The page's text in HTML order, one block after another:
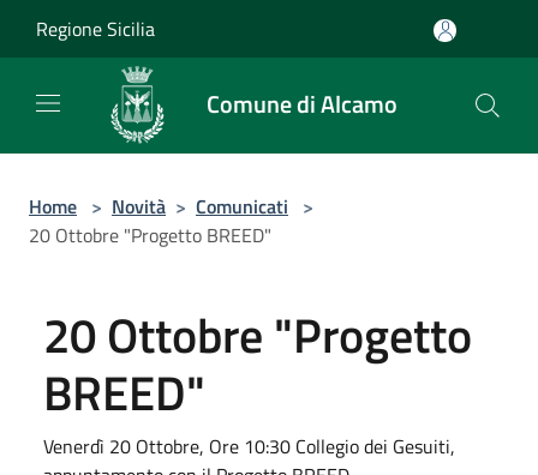
Regione Sicilia
Comune di Alcamo
Home > Novità > Comunicati >
20 Ottobre "Progetto BREED"
20 Ottobre "Progetto
BREED"
Venerdì 20 Ottobre, Ore 10:30 Collegio dei Gesuiti,